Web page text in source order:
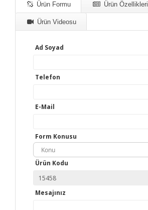
Ürün Formu Ürün Özellikleri
Ürün Videosu
Ad Soyad
Telefon
E-Mail
Form Konusu
Konu
Ürün Kodu
Mesajınız